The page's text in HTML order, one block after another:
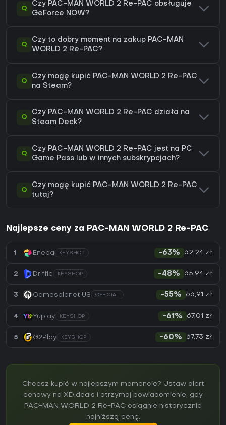
Q
Czy PAC-MAN WORLD 2 Re-PAC obsługuje
GeForce NOW?
Q
Czy to dobry moment na zakup PAC-MAN
WORLD 2 Re-PAC?
Q
Czy mogę kupić PAC-MAN WORLD 2 Re-PAC
na Steam?
Q
Czy PAC-MAN WORLD 2 Re-PAC działa na
Steam Deck?
Q
Czy PAC-MAN WORLD 2 Re-PAC jest na PC
Game Pass lub w innych subskrypcjach?
Q
Czy mogę kupić PAC-MAN WORLD 2 Re-PAC
tutaj?
Najlepsze ceny za PAC-MAN WORLD 2 Re-PAC
1 Eneba KEYSHOP -63% 62,24 zł
2 Driffle KEYSHOP -48% 65,94 zł
3 Gamesplanet US OFFICIAL -55% 66,91 zł
4 Yuplay KEYSHOP -61% 67,01 zł
5 G2Play KEYSHOP -60% 67,73 zł
Chcesz kupić w najlepszym momencie? Ustaw alert
cenowy na XD.deals i otrzymaj powiadomienie, gdy
PAC-MAN WORLD 2 Re-PAC osiągnie historycznie
najniższą cenę.